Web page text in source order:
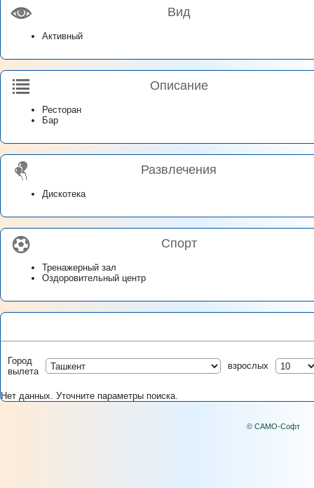
Вид
Активный
Описание
Ресторан
Бар
Развлечения
Дискотека
Спорт
Тренажерный зал
Оздоровительный центр
Город
вылета
взрослых
Нет данных. Уточните параметры поиска.
© САМО-Софт